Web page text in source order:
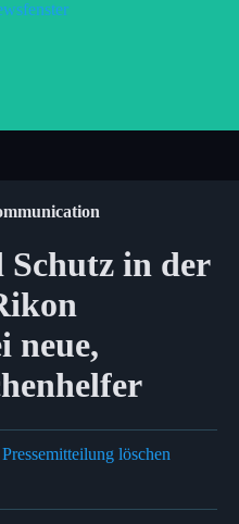
in der
neue,
Pressemitteilung löschen